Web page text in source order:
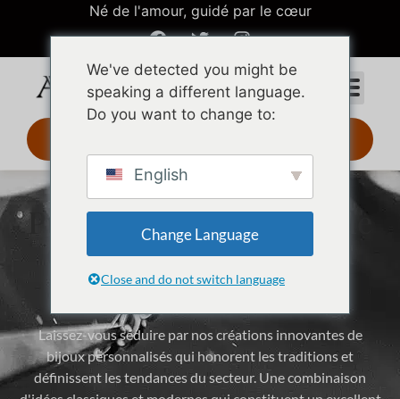
Né de l'amour, guidé par le cœur
Publication mensuelle de
dessins et modèles à la
mode
Laissez-vous séduire par nos créations innovantes de
bijoux personnalisés qui honorent les traditions et
définissent les tendances du secteur. Une combinaison
We've detected you might be
speaking a different language.
Do you want to change to:
English
Change Language
Close and do not switch language